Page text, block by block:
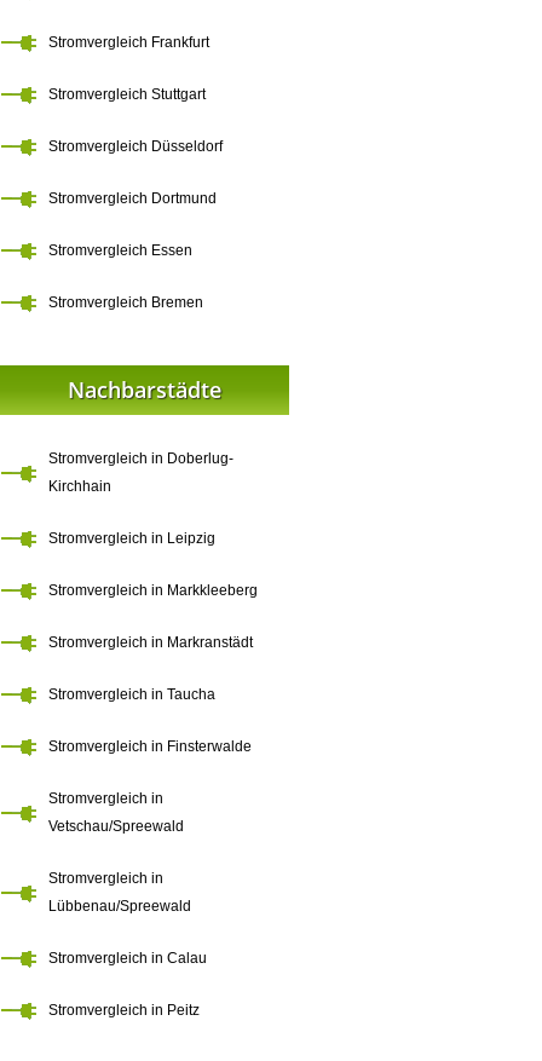
Stromvergleich Frankfurt
Stromvergleich Stuttgart
Stromvergleich Düsseldorf
Stromvergleich Dortmund
Stromvergleich Essen
Stromvergleich Bremen
Nachbarstädte
Stromvergleich in Doberlug-
Kirchhain
Stromvergleich in Leipzig
Stromvergleich in Markkleeberg
Stromvergleich in Markranstädt
Stromvergleich in Taucha
Stromvergleich in Finsterwalde
Stromvergleich in
Vetschau/Spreewald
Stromvergleich in
Lübbenau/Spreewald
Stromvergleich in Calau
Stromvergleich in Peitz